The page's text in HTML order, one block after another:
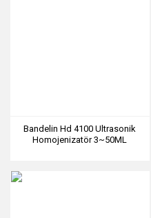
Bandelin Hd 4100 Ultrasonik
Homojenizatör 3~50ML